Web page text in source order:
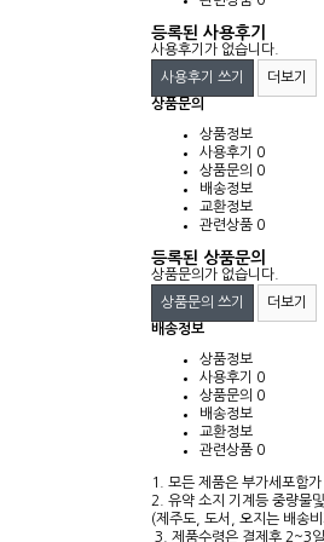
등록된 사용후기
사용후기가 없습니다.
사용후기 쓰기
더보기
상품문의
상품정보
사용후기 0
상품문의 0
배송정보
교환정보
관련상품 0
등록된 상품문의
상품문의가 없습니다.
상품문의 쓰기
더보기
배송정보
상품정보
사용후기 0
상품문의 0
배송정보
교환정보
관련상품 0
1. 모든 제품은 부가세포함가
2. 유약 소지 기계등 중량물
(제주도, 도서, 오지는 배송
3. 제품수령은 결제후 2~3